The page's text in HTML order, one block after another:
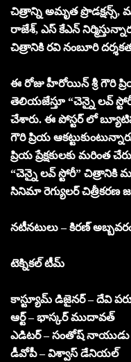
చిత్రాన్ని అమృత
రాజేశ్, ఎస్ కేఎన్
చిత్రానికి రవి నంబూరి
ఈ రోజు హీరోయిన్ శ్రీ గౌరి
తెలియజేస్తూ “చెన్నై లవ్
చేశారు. ఈ పోస్టర్ లో
గౌరి ప్రియ
ప్రియ ప్రేక్షకులకు మరింత
“చెన్నై లవ్ స్టోరీ” చిత్రానికి
సినిమా రెగ్యులర్ చిత్రీకరణ
నటీనటులు – కిరణ్
టెక్నికల్ టీమ్
కాస్ట్యూమ్ డిజైనర్ – దేవి
ఆర్ట్ – భాస్కర్ ముదావత్
ఎడిటర్ – సంతోష్ నాయుడు
డీవోపీ – విశ్వాస్ డేనియల్